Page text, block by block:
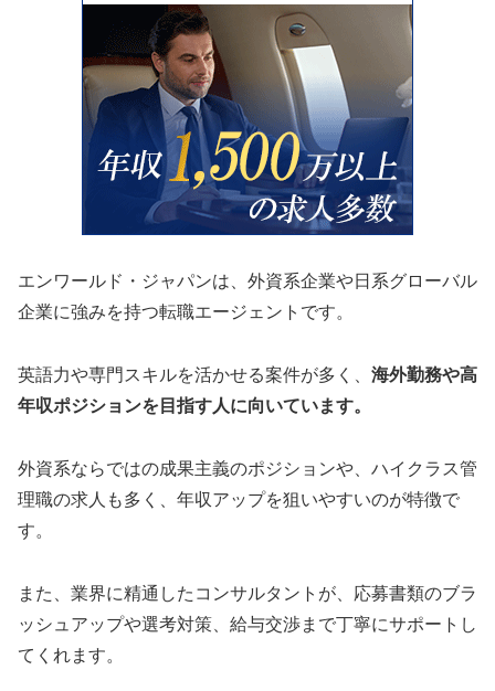
エンワールド・ジャパンは、外資系企業や日系グローバル
企業に強みを持つ転職エージェントです。
英語力や専門スキルを活かせる案件が多く、 海外勤務や高
年収ポジションを目指す人に向いています。
外資系ならではの成果主義のポジションや、ハイクラス管
理職の求人も多く、年収アップを狙いやすいのが特徴で
す。
また、業界に精通したコンサルタントが、応募書類のブラ
ッシュアップや選考対策、給与交渉まで丁寧にサポートし
てくれます。